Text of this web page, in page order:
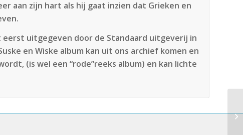
aan zijn hart als hij gaat inzien dat Grieken en
eerst uitgegeven door de Standaard uitgeverij in
en Wiske album kan uit ons archief komen en
(is wel een “rode”reeks album) en kan lichte